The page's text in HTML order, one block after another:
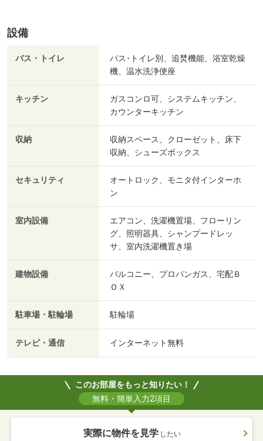
設備
バス・トイレ
バス･トイレ別、追焚機能、浴室乾燥
機、温水洗浄便座
キッチン
ガスコンロ可、システムキッチン、
カウンターキッチン
収納
収納スペース、クローゼット、床下
収納、シューズボックス
セキュリティ
オートロック、モニタ付インターホ
ン
室内設備
エアコン、洗濯機置場、フローリン
グ、照明器具、シャンプードレッ
サ、室内洗濯機置き場
建物設備
バルコニー、プロパンガス、宅配Ｂ
ＯＸ
駐車場・駐輪場 駐輪場
テレビ・通信 インターネット無料
このお部屋をもっと知りたい！
無料・簡単入力2項目
実際に物件を見学 したい